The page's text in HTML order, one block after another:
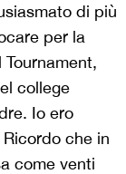
di più
per la
college
Io ero
che in
come venti